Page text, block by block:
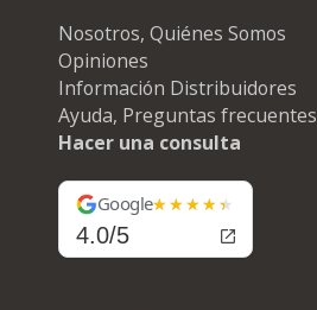
Nosotros, Quiénes Somos
Opiniones
Información Distribuidores
Ayuda, Preguntas frecuentes
Hacer una consulta
Google
4.0/5